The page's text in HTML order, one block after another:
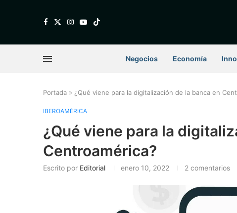
Negocios Economía
Portada » ¿Qué viene para la digitalización de la banca en
IBEROAMÉRICA
¿Qué viene para la
Centroamérica?
Escrito por Editorial enero 10, 2022 2 comentarios